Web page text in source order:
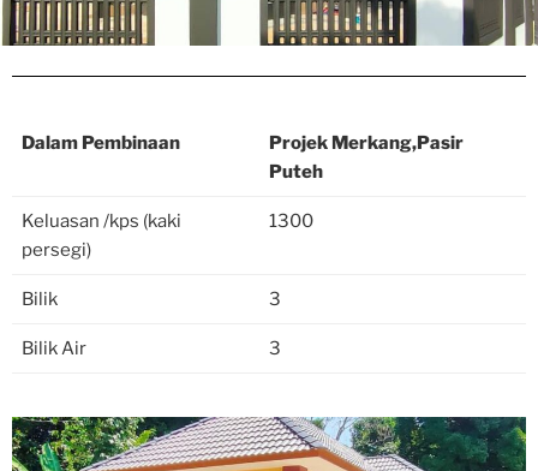
Dalam Pembinaan
Projek Merkang,Pasir
Puteh
Keluasan /kps (kaki
persegi)
1300
Bilik 3
Bilik Air 3